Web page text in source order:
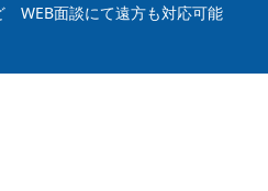
WEB面談にて遠方も対応可能